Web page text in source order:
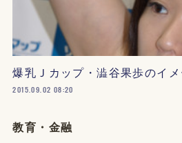
爆乳Ｊカップ・澁谷果歩のイ
2015.09.02 08:20
教育・金融